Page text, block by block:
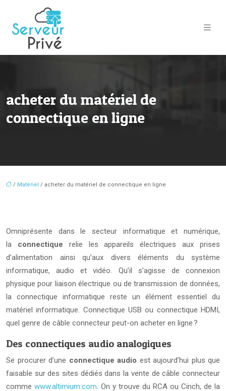
acheter du matériel de
connectique en ligne
/ Matériel / acheter du matériel de connectique en ligne
Omniprésente dans le secteur informatique et numérique,
la connectique relie les appareils électriques aux prises
d’alimentation ainsi qu’aux divers éléments du système
informatique, audio et vidéo. Qu’il s’agisse de connexion
physique pour liaison électrique ou de transmission de données,
la connectique informatique reste un élément essentiel du
matériel informatique. Connectique USB ou connectique HDMI,
quel genre de câble connecteur peut-on acheter en ligne ?
Des connectiques audio analogiques
Se procurer d’une connectique audio est aujourd’hui plus que
faisable sur des sites dédiés dans la vente de câble connecteur
comme www.altimium.com. On y trouve du RCA ou Cinch, de la